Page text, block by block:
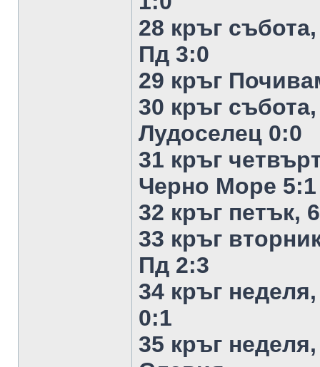
28 кръг
Пд 3:0
29 кръг
30 кръг
Лудоселец 0:0
31 кръг
Черно Море 5:1
32 кръг петък,
33 кръг
Пд 2:3
34 кръг
0:1
35 кръг